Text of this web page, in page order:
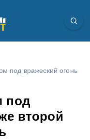
под вражеский огонь
под
второй